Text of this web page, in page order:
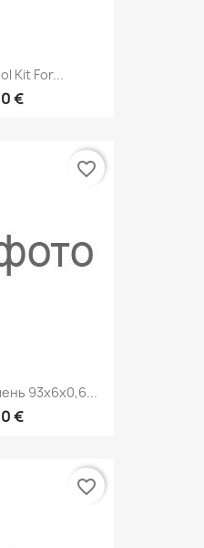
Kit For...
€
93х6х0,6...
€
favorite_border
favorite_border